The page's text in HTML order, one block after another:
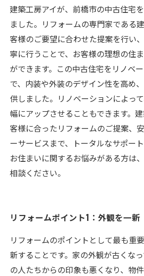
建築工房アイが、前橋市の中古住宅
ました。リフォームの専門家である
客様のご要望に合わせた提案を行い
寧に行うことで、お客様の理想の住
ができます。この中古住宅をリノベ
で、内装や外装のデザイン性を高め
供しました。リノベーションによっ
幅にアップさせることもできます。
客様に合ったリフォームのご提案、
ーサービスまで、トータルなサポート
お住まいに関するお悩みがある方は
相談ください。
リフォームポイント1：外観を一新
リフォームのポイントとして最も重
新することです。家の外観が古くな
の人たちからの印象も悪くなり、物